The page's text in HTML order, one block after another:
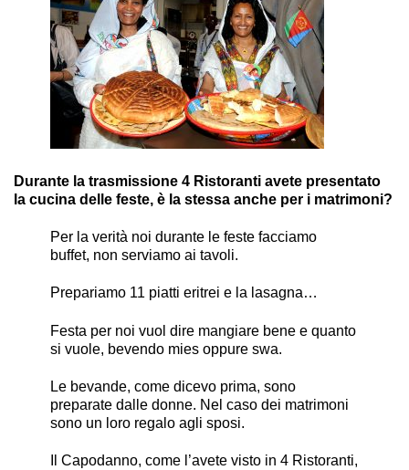
Durante la trasmissione 4 Ristoranti avete presentato
la cucina delle feste, è la stessa anche per i matrimoni?
Per la verità noi durante le feste facciamo
buffet, non serviamo ai tavoli.
Prepariamo 11 piatti eritrei e la lasagna…
Festa per noi vuol dire mangiare bene e quanto
si vuole, bevendo mies oppure swa.
Le bevande, come dicevo prima, sono
preparate dalle donne. Nel caso dei matrimoni
sono un loro regalo agli sposi.
Il Capodanno, come l’avete visto in 4 Ristoranti,